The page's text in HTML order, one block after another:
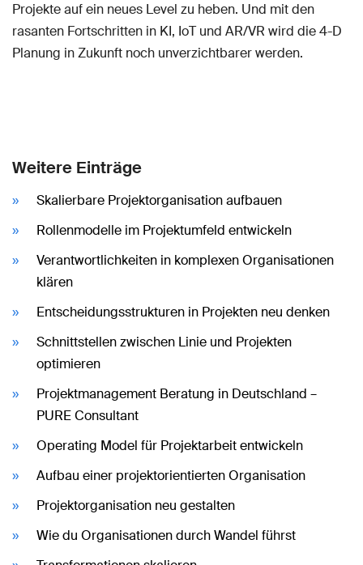
Projekte auf ein neues Level zu heben. Und mit den
rasanten Fortschritten in KI, IoT und AR/VR wird die 4-D
Planung in Zukunft noch unverzichtbarer werden.
Weitere Einträge
Skalierbare Projektorganisation aufbauen
Rollenmodelle im Projektumfeld entwickeln
Verantwortlichkeiten in komplexen Organisationen
klären
Entscheidungsstrukturen in Projekten neu denken
Schnittstellen zwischen Linie und Projekten
optimieren
Projektmanagement Beratung in Deutschland –
PURE Consultant
Operating Model für Projektarbeit entwickeln
Aufbau einer projektorientierten Organisation
Projektorganisation neu gestalten
Wie du Organisationen durch Wandel führst